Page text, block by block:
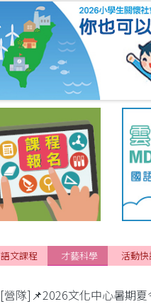
[營隊]📌2026文化中心暑期夏
語文課程 才藝科學 活動